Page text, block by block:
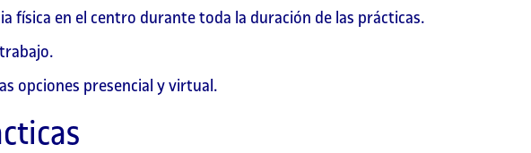
física en el centro durante toda la duración de las prácticas.
opciones presencial y virtual.